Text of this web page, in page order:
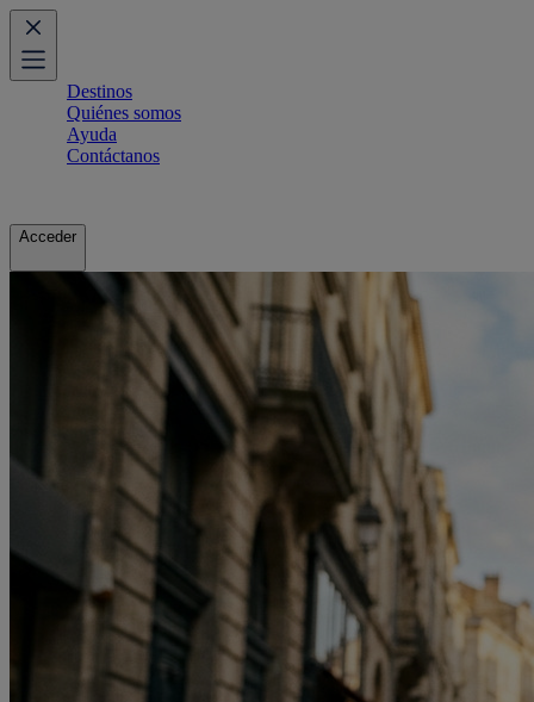
Destinos
Quiénes somos
Ayuda
Contáctanos
Acceder